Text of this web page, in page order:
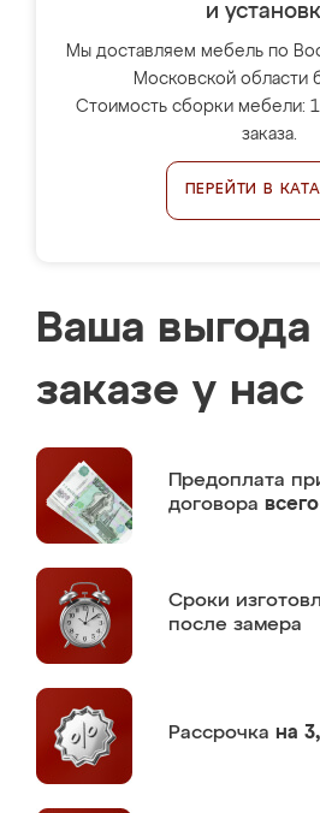
и
Мы доставляем мебель по
Московской области
Стоимость сборки мебели:
заказа.
ПЕРЕЙТИ В
Ваша
заказе у нас
Предоплата
договора
Сроки
после замера
Рассрочка на